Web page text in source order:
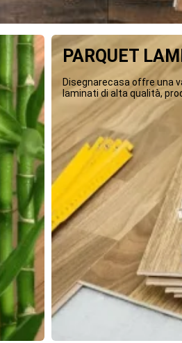
PARQUET
Disegnarecasa offre una
laminati di alta qualità,